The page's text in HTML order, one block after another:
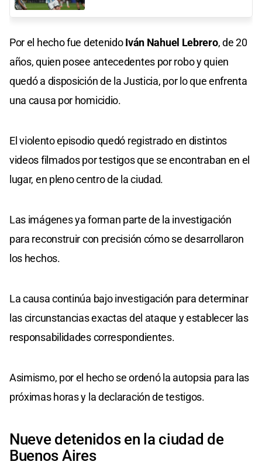
Por el hecho fue detenidoIván Nahuel Lebrero, de 20
años, quien posee antecedentes por robo y quien
quedó a disposición de la Justicia, por lo que enfrenta
una causa por homicidio.
El violento episodio quedó registrado en distintos
videos filmados por testigos que se encontraban en el
lugar, en pleno centro de la ciudad.
Las imágenes ya forman parte de la investigación
para reconstruir con precisión cómo se desarrollaron
los hechos.
La causa continúa bajo investigación para determinar
las circunstancias exactas del ataque y establecer las
responsabilidades correspondientes.
Asimismo, por el hecho se ordenó la autopsia para las
próximas horas y la declaración de testigos.
Nueve detenidos en la ciudad de
Buenos Aires